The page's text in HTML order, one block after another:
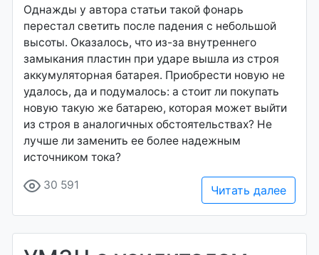
Однажды у автора статьи такой фонарь
перестал светить после падения с небольшой
высоты. Оказалось, что из-за внутреннего
замыкания пластин при ударе вышла из строя
аккумуляторная батарея. Приобрести новую не
удалось, да и подумалось: а стоит ли покупать
новую такую же батарею, которая может выйти
из строя в аналогичных обстоятельствах? Не
лучше ли заменить ее более надежным
источником тока?
30 591 Читать далее